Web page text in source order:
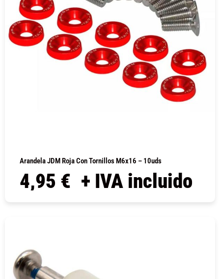
Arandela JDM Roja Con Tornillos M6x16 – 10uds
4,95 € + IVA incluido